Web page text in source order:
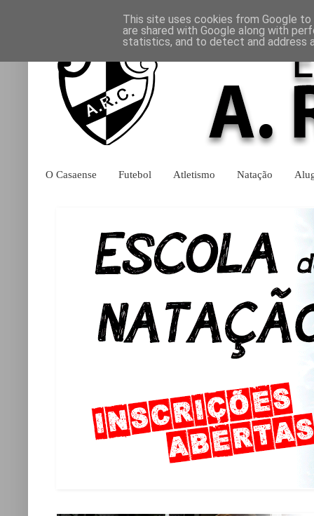
O Casaense Futebol Atletismo Natação
This site uses cookies from Google
are shared with Google along with
statistics, and to detect and address